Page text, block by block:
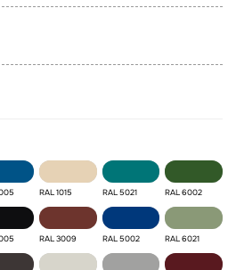
RAL 1015 RAL 5021 RAL 6002
RAL 3009 RAL 5002 RAL 6021